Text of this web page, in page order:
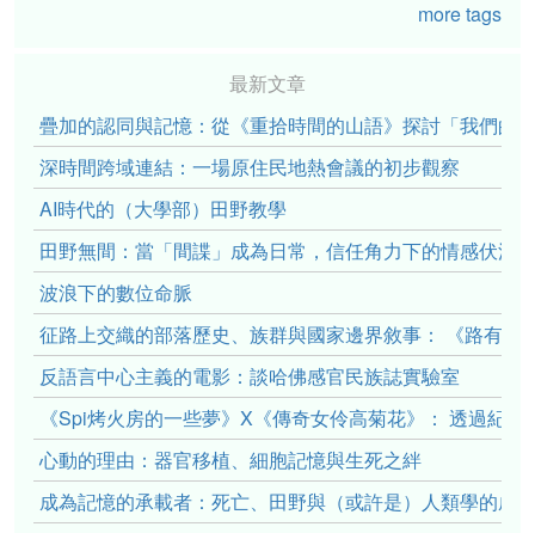
more tags
最新文章
疊加的認同與記憶：從《重拾時間的山語》探討「我們的
深時間跨域連結：一場原住民地熱會議的初步觀察
AI時代的（大學部）田野教學
田野無間：當「間諜」成為日常，信任角力下的情感伏流
波浪下的數位命脈
征路上交織的部落歷史、族群與國家邊界敘事： 《路有
反語言中心主義的電影：談哈佛感官民族誌實驗室
《Spi烤火房的一些夢》X《傳奇女伶高菊花》： 透過紀
心動的理由：器官移植、細胞記憶與生死之絆
成為記憶的承載者：死亡、田野與（或許是）人類學的成